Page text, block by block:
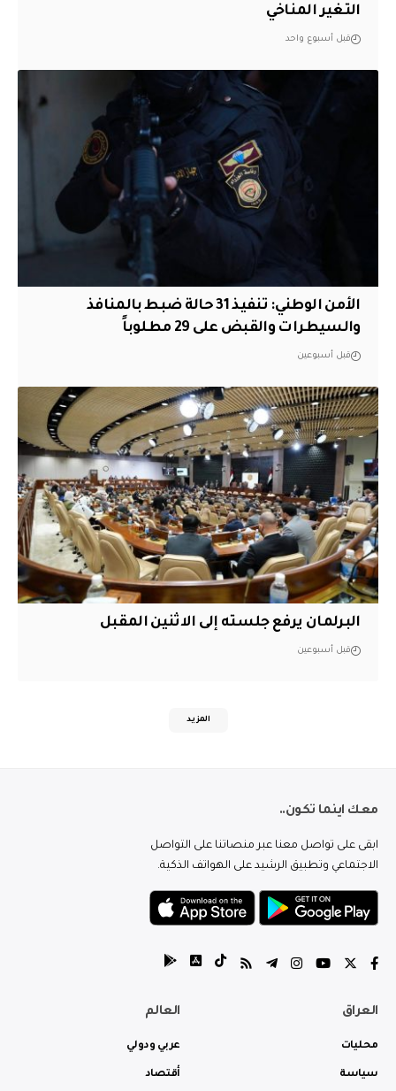
التغير المناخي
قبل أسبوع واحد
الأمن الوطني: تنفيذ 31 حالة ضبط بالمنافذ
والسيطرات والقبض على 29 مطلوباً
قبل أسبوعين
البرلمان يرفع جلسته إلى الاثنين المقبل
قبل أسبوعين
المزيد
معك اينما تكون..
ابقى على تواصل معنا عبر منصاتنا على التواصل
الاجتماعي وتطبيق الرشيد على الهواتف الذكية.
العراق
محليات
سياسة
العالم
عربي ودولي
أقتصاد